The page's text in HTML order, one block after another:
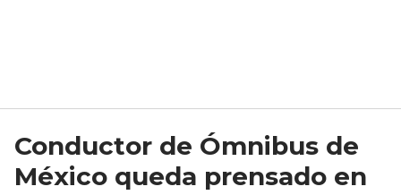
Conductor de Ómnibus de
México queda prensado en